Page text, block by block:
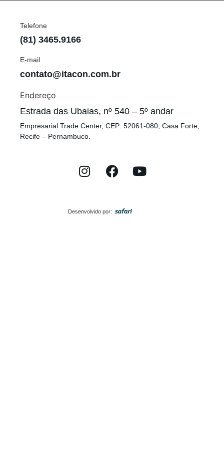
Telefone
(81) 3465.9166
E-mail
contato@itacon.com.br
Endereço
Estrada das Ubaias, nº 540 – 5º andar
Empresarial Trade Center, CEP: 52061-080, Casa Forte,
Recife – Pernambuco.
Desenvolvido por: